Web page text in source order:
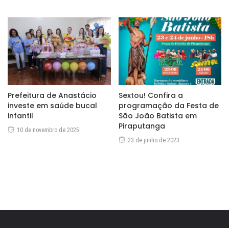
Prefeitura de Anastácio
investe em saúde bucal
infantil
10 de novembro de 2025
Sextou! Confira a
programação da Festa de
São João Batista em
Piraputanga
23 de junho de 2023